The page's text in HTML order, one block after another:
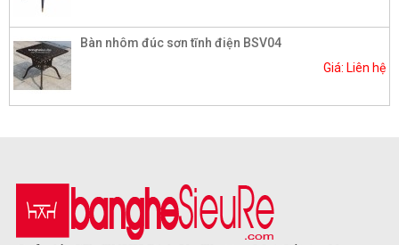
Bàn nhôm đúc sơn tĩnh điện BSV04
Giá: Liên hệ